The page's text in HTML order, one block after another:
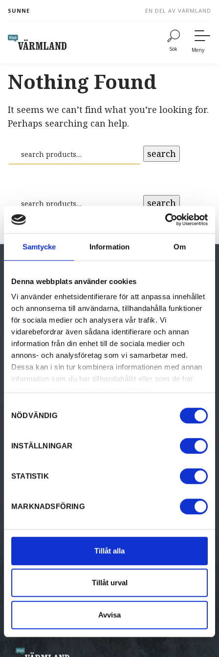
Samtycke Information Om
Denna webbplats använder cookies
Vi använder enhetsidentifierare för att anpassa innehållet
och annonserna till användarna, tillhandahålla funktioner
för sociala medier och analysera vår trafik. Vi
vidarebefordrar även sådana identifierare och annan
information från din enhet till de sociala medier och
annons- och analysföretag som vi samarbetar med.
Dessa kan i sin tur kombinera informationen med annan
information som du har tillhandahållit eller som de har
NÖDVÄNDIG
INSTÄLLNINGAR
STATISTIK
MARKNADSFÖRING
Tillåt alla
Tillåt urval
Avvisa
content
SUNNE EN DEL AV VÄRMLAND
Sök Meny
Nothing Found
It seems we can’t find what you’re looking for.
Perhaps searching can help.
search
search
Neueste Kommentare
GÖRA
Aktiviteter
Kultur & historia
Mat & dryck
Boende
Design & shopping
Evenemang
UPPTÄCK VÄRMLAND
Upptäck Värmland
Resa hit
Destinationer i Värmland
Turistinformation
Destination Värmland
Bed & breakfast
Stugor
Unika boenden